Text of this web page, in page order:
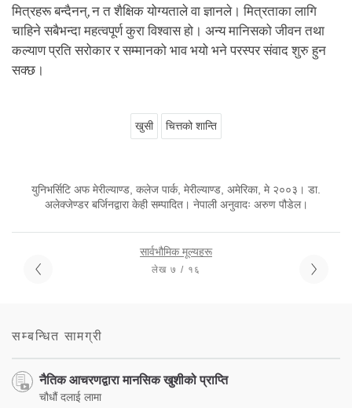
मित्रहरू बन्दैनन्, न त शैक्षिक योग्यताले वा ज्ञानले। मित्रताका लागि
चाहिने सबैभन्दा महत्वपूर्ण कुरा विश्वास हो। अन्य मानिसको जीवन तथा
कल्याण प्रति सरोकार र सम्मानको भाव भयो भने परस्पर संवाद शुरु हुन
सक्छ।
खुसी चित्तको शान्ति
युनिभर्सिटि अफ मेरील्याण्ड, कलेज पार्क, मेरील्याण्ड, अमेरिका, मे २००३। डा.
अलेक्जेण्डर बर्जिनद्वारा केही सम्पादित। नेपाली अनुवादः अरुण पौडेल।
सार्वभौमिक मूल्यहरू
लेख ७ / १६
सम्बन्धित सामग्री
नैतिक आचरणद्वारा मानसिक खुशीको प्राप्ति
चौधौं दलाई लामा